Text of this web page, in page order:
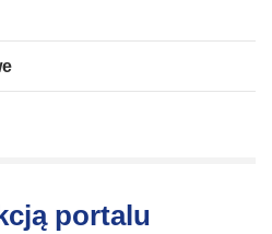
portalu